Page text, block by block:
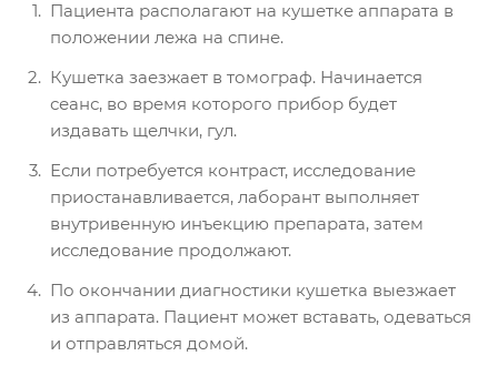
Пациента располагают на кушетке аппарата в
положении лежа на спине.
Кушетка заезжает в томограф. Начинается
сеанс, во время которого прибор будет
издавать щелчки, гул.
Если потребуется контраст, исследование
приостанавливается, лаборант выполняет
внутривенную инъекцию препарата, затем
исследование продолжают.
По окончании диагностики кушетка выезжает
из аппарата. Пациент может вставать, одеваться
и отправляться домой.